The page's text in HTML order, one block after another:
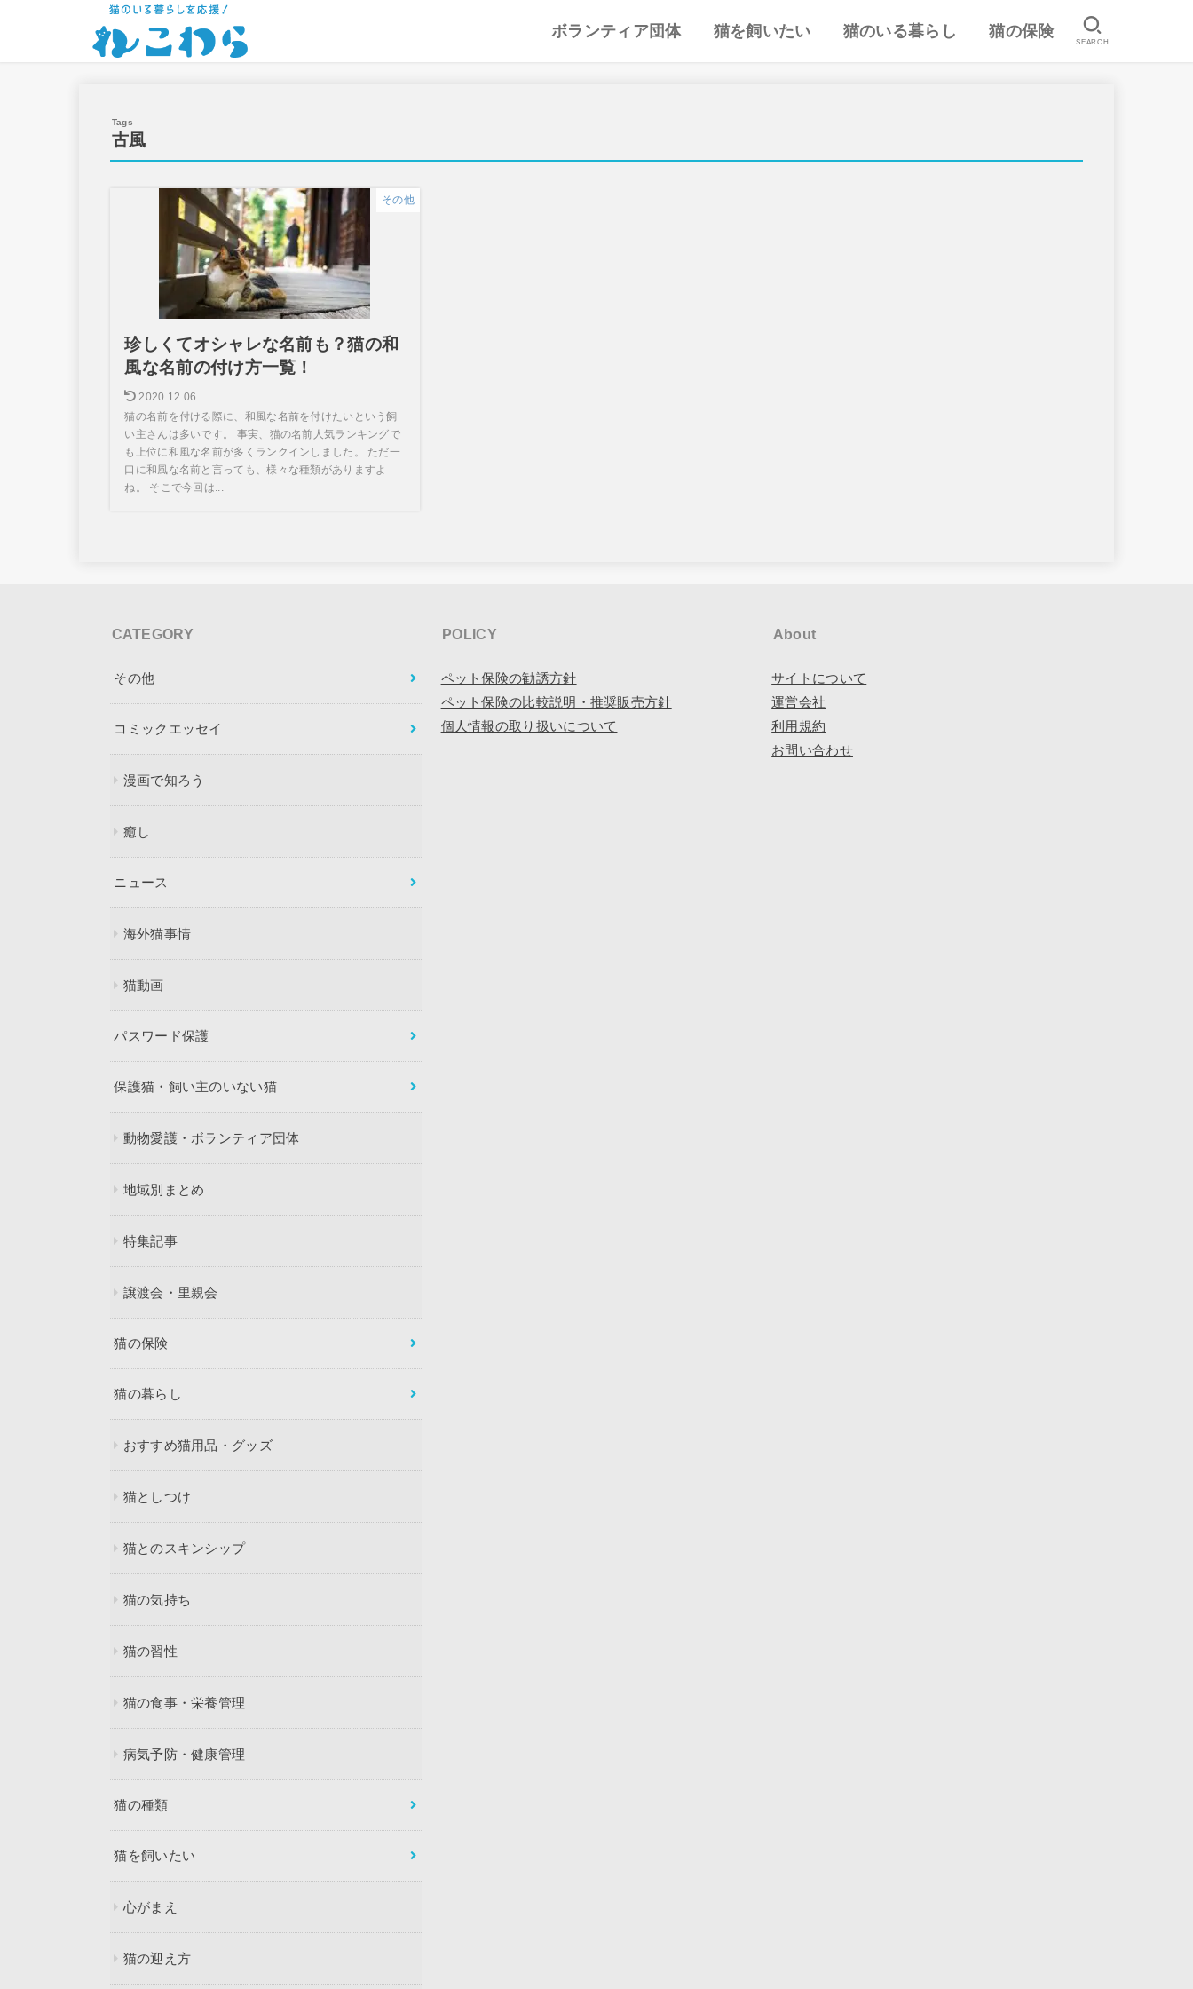
ボランティア団体 猫を飼いたい 猫のいる暮らし 猫の保険
SEARCH
古風
その他
珍しくてオシャレな名前も？猫の和
風な名前の付け方一覧！
2020.12.06
猫の名前を付ける際に、和風な名前を付けたいという飼
い主さんは多いです。 事実、猫の名前人気ランキングで
も上位に和風な名前が多くランクインしました。 ただ一
口に和風な名前と言っても、様々な種類がありますよ
ね。 そこで今回は...
CATEGORY
その他
コミックエッセイ
漫画で知ろう
癒し
ニュース
海外猫事情
猫動画
パスワード保護
保護猫・飼い主のいない猫
動物愛護・ボランティア団体
地域別まとめ
特集記事
譲渡会・里親会
猫の保険
猫の暮らし
おすすめ猫用品・グッズ
猫としつけ
猫とのスキンシップ
猫の気持ち
猫の習性
猫の食事・栄養管理
病気予防・健康管理
猫の種類
猫を飼いたい
心がまえ
猫の迎え方
POLICY
ペット保険の勧誘方針
ペット保険の比較説明・推奨販売方針
個人情報の取り扱いについて
About
サイトについて
運営会社
利用規約
お問い合わせ